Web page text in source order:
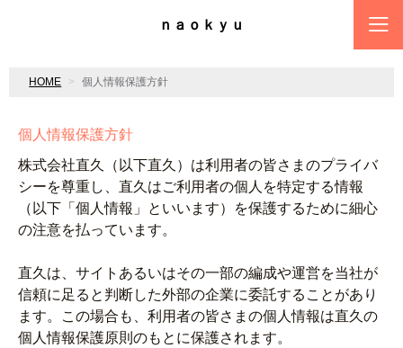
ｎａｏｋｙｕ
HOME 個人情報保護方針
個人情報保護方針
株式会社直久（以下直久）は利用者の皆さまのプライバ
シーを尊重し、直久はご利用者の個人を特定する情報
（以下「個人情報」といいます）を保護するために細心
の注意を払っています。
直久は、サイトあるいはその一部の編成や運営を当社が
信頼に足ると判断した外部の企業に委託することがあり
ます。この場合も、利用者の皆さまの個人情報は直久の
個人情報保護原則のもとに保護されます。